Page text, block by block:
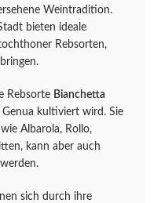
Weintradition.
bieten ideale
Rebsorten,
Rebsorte Bianchetta
kultiviert wird. Sie
Albarola, Rollo,
kann aber auch
sich durch ihre